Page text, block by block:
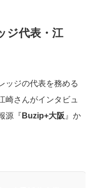
ジ代表・江
ッジの代表を務める
崎さんがインタビュ
源『 Buzip+大阪 』か